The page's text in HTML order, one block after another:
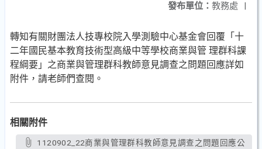
發布單位： 教務處 |
轉知有關財團法人技專校院入學測驗中心基金會回覆「十
二年國民基本教育技術型高級中等學校商業與管 理群科課
程綱要」之商業與管理群科教師意見調查之問題回應詳如
附件，請老師們查閱。
相關附件